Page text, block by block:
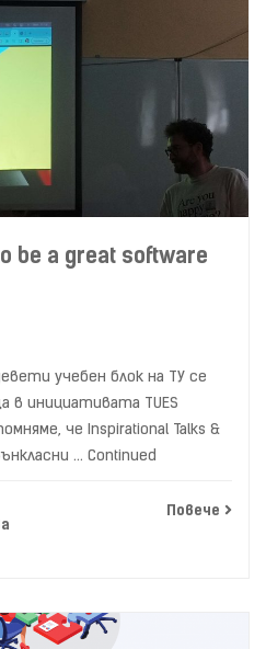
be a great software
учебен блок на ТУ се
в инициативата TUES
че Inspirational Talks &
… Continued
Повече